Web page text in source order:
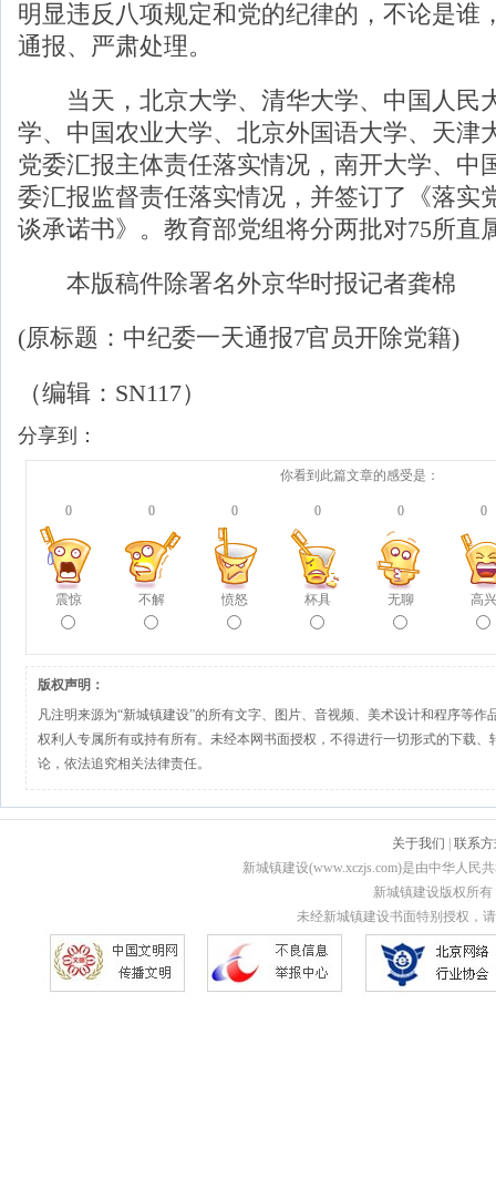
明显违反八项规定和党的纪律的，不论是谁
通报、严肃处理。
当天，北京大学、清华大学、中国人民
学、中国农业大学、北京外国语大学、天津
党委汇报主体责任落实情况，南开大学、中
委汇报监督责任落实情况，并签订了《落实
谈承诺书》。教育部党组将分两批对75所直
本版稿件除署名外京华时报记者龚棉
(原标题：中纪委一天通报7官员开除党籍)
（编辑：SN117）
分享到：
你看到此篇文章的感受是：
0
震惊
0
不解
0
愤怒
0
杯具
0
无聊
0
高兴
版权声明：
凡注明来源为“新城镇建设”的所有文字、图片、音视频、美术设计和程序等作
权利人专属所有或持有所有。未经本网书面授权，不得进行一切形式的下载、
论，依法追究相关法律责任。
关于我们
联系
新城镇建设(www.xczjs.com)是由中华人民
新城镇建设版权所有
未经新城镇建设书面特别授权，